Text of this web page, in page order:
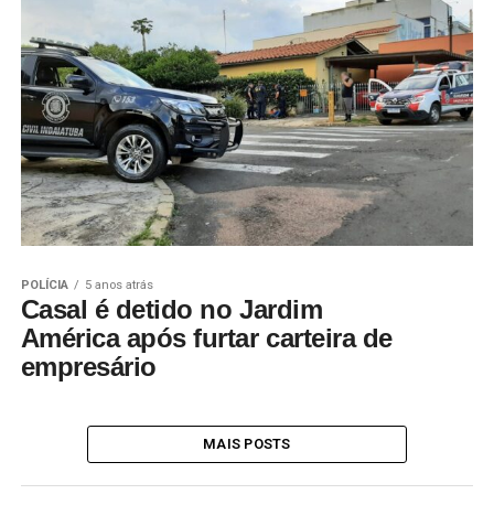
POLÍCIA 5 anos atrás
Casal é detido no Jardim
América após furtar carteira de
empresário
MAIS POSTS